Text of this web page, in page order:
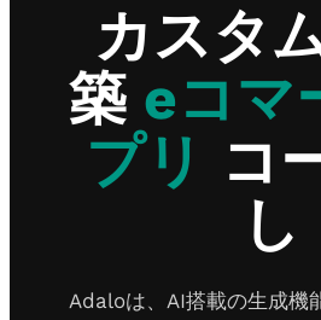
カスタ
築 eコマ
プリ コ
し
Adaloは、AI搭載の生成機